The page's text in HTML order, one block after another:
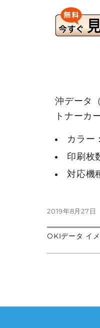
沖データ
トナーカ
カラー
印刷枚
対応機
投
2019年8月27日
投
ビ
前
投
OKIデータ イ
の